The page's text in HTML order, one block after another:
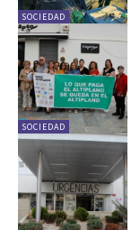
SOCIEDAD
SOCIEDAD